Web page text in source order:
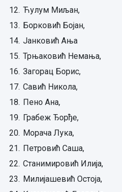
12. Ћулум Миљан,
13. Борковић Бојан,
14. Јанковић Ања
15. Трњаковић Немања,
16. Загорац Борис,
17. Савић Никола,
18. Пено Ана,
19. Грабеж Ђорђе,
20. Морача Лука,
21. Петровић Саша,
22. Станимировић Илија,
23. Милијашевић Остоја,